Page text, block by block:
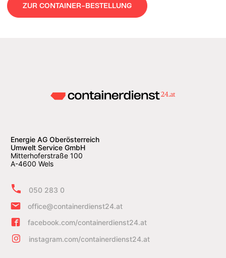
ZUR CONTAINER-BESTELLUNG
Energie AG Oberösterreich
Umwelt Service GmbH
Mitterhoferstraße 100
A-4600 Wels
050 283 0
office@containerdienst24.at
facebook.com/containerdienst24.at
instagram.com/containerdienst24.at